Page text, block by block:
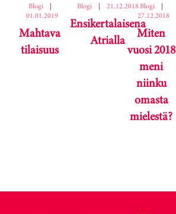
Ohita korttikaruselli
Blogi
|
01.01.2019
Mahtava
tilaisuus
Blogi | 21.12.2018
Ensikertalaisena
Atrialla
Blogi
|
27.12.2018
Miten
vuosi 2018
meni
niinku
omasta
mielestä?